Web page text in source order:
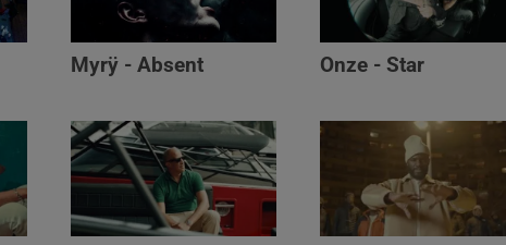
Myrÿ - Absent Onze - Star